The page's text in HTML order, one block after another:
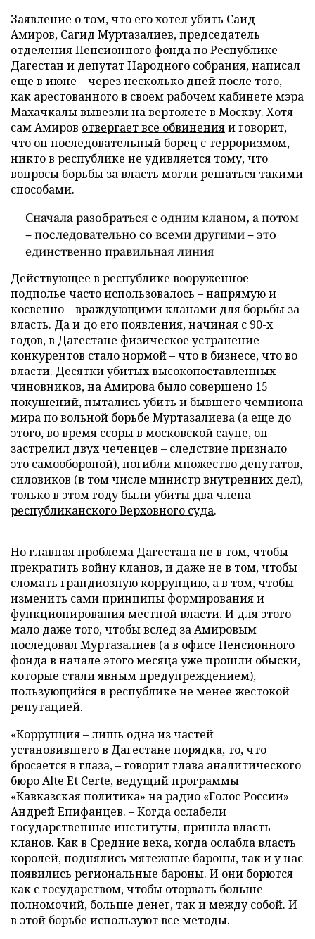
Заявление о том, что его хотел убить Саид
Амиров, Сагид Муртазалиев, председатель
отделения Пенсионного фонда по Республике
Дагестан и депутат Народного собрания, написал
еще в июне – через несколько дней после того,
как арестованного в своем рабочем кабинете мэра
Махачкалы вывезли на вертолете в Москву. Хотя
сам Амиров отвергает все обвиненияи говорит,
что он последовательный борец с терроризмом,
никто в республике не удивляется тому, что
вопросы борьбы за власть могли решаться такими
способами.
Сначала разобраться с одним кланом, а потом
– последовательно со всеми другими – это
единственно правильная линия
Действующее в республике вооруженное
подполье часто использовалось – напрямую и
косвенно – враждующими кланами для борьбы за
власть. Да и до его появления, начиная с 90-х
годов, в Дагестане физическое устранение
конкурентов стало нормой – что в бизнесе, что во
власти. Десятки убитых высокопоставленных
чиновников, на Амирова было совершено 15
покушений, пытались убить и бывшего чемпиона
мира по вольной борьбе Муртазалиева (а еще до
этого, во время ссоры в московской сауне, он
застрелил двух чеченцев – следствие признало
это самообороной), погибли множество депутатов,
силовиков (в том числе министр внутренних дел),
только в этом году были убиты два члена
республиканского Верховного суда.
Но главная проблема Дагестана не в том, чтобы
прекратить войну кланов, и даже не в том, чтобы
сломать грандиозную коррупцию, а в том, чтобы
изменить сами принципы формирования и
функционирования местной власти. И для этого
мало даже того, чтобы вслед за Амировым
последовал Муртазалиев (а в офисе Пенсионного
фонда в начале этого месяца уже прошли обыски,
которые стали явным предупреждением),
пользующийся в республике не менее жестокой
репутацией.
«Коррупция – лишь одна из частей
установившего в Дагестане порядка, то, что
бросается в глаза, – говорит глава аналитического
бюро Alte Et Certe, ведущий программы
«Кавказская политика» на радио «Голос России»
Андрей Епифанцев. – Когда ослабели
государственные институты, пришла власть
кланов. Как в Средние века, когда ослабла власть
королей, поднялись мятежные бароны, так и у нас
появились региональные бароны. И они борются
как с государством, чтобы оторвать больше
полномочий, больше денег, так и между собой. И
в этой борьбе используют все методы.